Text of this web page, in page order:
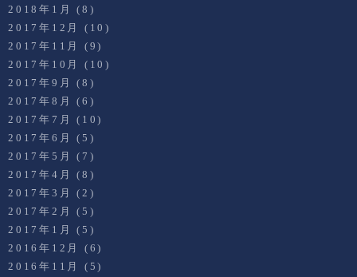
2018年1月
(8)
2017年12月
(10)
2017年11月
(9)
2017年10月
(10)
2017年9月
(8)
2017年8月
(6)
2017年7月
(10)
2017年6月
(5)
2017年5月
(7)
2017年4月
(8)
2017年3月
(2)
2017年2月
(5)
2017年1月
(5)
2016年12月
(6)
2016年11月
(5)